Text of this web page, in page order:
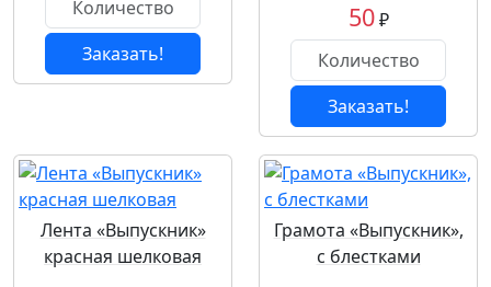
Заказать!
50₽
Заказать!
Лента «Выпускник»
красная шелковая
Грамота «Выпускник»,
с блестками